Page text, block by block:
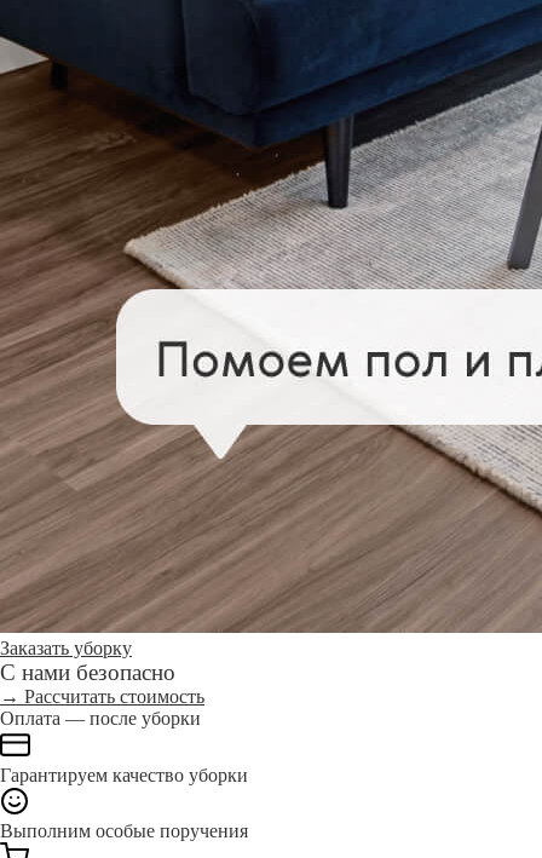
Заказать уборку
С нами безопасно
→ Рассчитать стоимость
Оплата — после уборки
Гарантируем качество уборки
Выполним особые поручения